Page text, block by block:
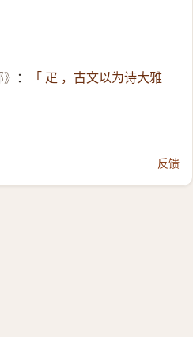
：
「 疋 ，古文以为诗大雅
反馈